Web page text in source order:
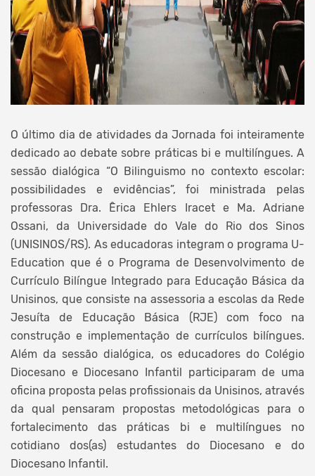
O último dia de atividades da Jornada foi inteiramente
dedicado ao debate sobre práticas bi e multilíngues. A
sessão dialógica “O Bilinguismo no contexto escolar:
possibilidades e evidências”, foi ministrada pelas
professoras Dra. Êrica Ehlers Iracet e Ma. Adriane
Ossani, da Universidade do Vale do Rio dos Sinos
(UNISINOS/RS). As educadoras integram o programa U-
Education que é o Programa de Desenvolvimento de
Currículo Bilíngue Integrado para Educação Básica da
Unisinos, que consiste na assessoria a escolas da Rede
Jesuíta de Educação Básica (RJE) com foco na
construção e implementação de currículos bilíngues.
Além da sessão dialógica, os educadores do Colégio
Diocesano e Diocesano Infantil participaram de uma
oficina proposta pelas profissionais da Unisinos, através
da qual pensaram propostas metodológicas para o
fortalecimento das práticas bi e multilíngues no
cotidiano dos(as) estudantes do Diocesano e do
Diocesano Infantil.